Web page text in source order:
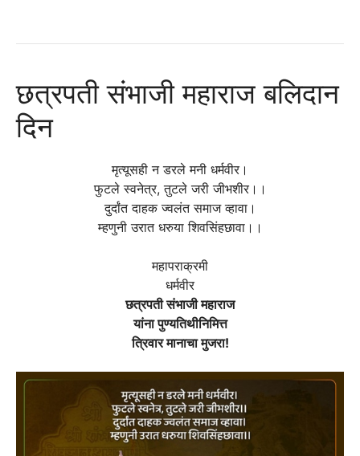
छत्रपती संभाजी महाराज बलिदान
दिन
मृत्यूसही न डरले मनी धर्मवीर।
फुटले स्वनेत्र, तुटले जरी जीभशीर।।
दुर्दांत दाहक ज्वलंत समाज व्हावा।
म्हणुनी उरात धरुया शिवसिंहछावा।।
महापराक्रमी
धर्मवीर
छत्रपती संभाजी महाराज
यांना पुण्यतिथीनिमित्त
त्रिवार मानाचा मुजरा!